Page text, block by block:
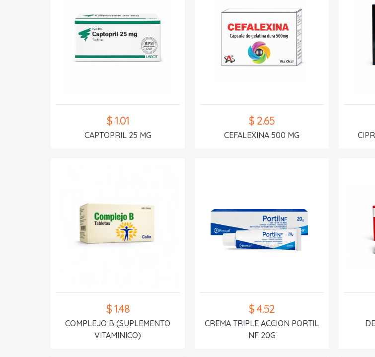
$ 1.01
CAPTOPRIL 25 MG
$ 2.65
CEFALEXINA 500 MG
$ 1.48
COMPLEJO B (SUPLEMENTO
VITAMINICO)
$ 4.52
CREMA TRIPLE ACCION PORTIL
NF 20G